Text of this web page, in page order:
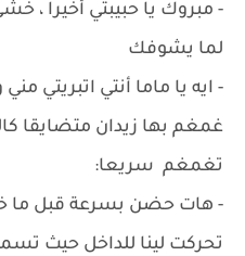
- مبروك يا حبيبتي أخيرا ،
لما يشوفك
- ايه يا ماما أنتي اتبريتي مني
غمغم بها زيدان متضايقا
تغمغم سريعا:
- هات حضن بسرعة قبل ما
تحركت لينا للداخل حيث